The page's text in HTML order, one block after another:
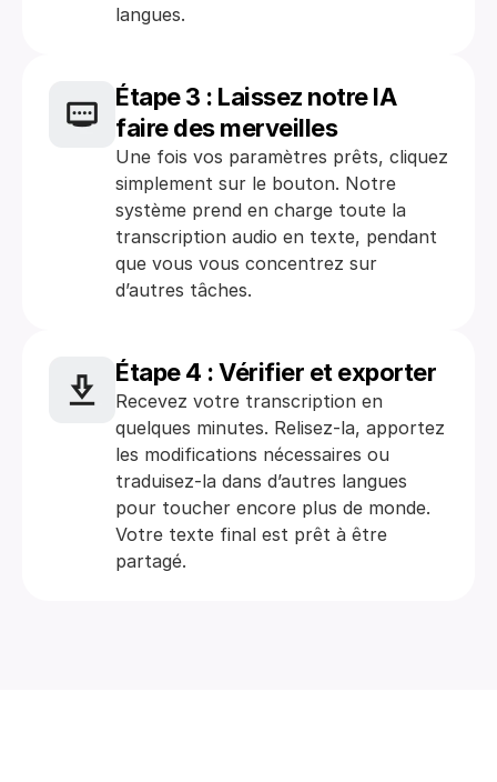
langues.
Étape 3 : Laissez notre IA
faire des merveilles
Une fois vos paramètres prêts, cliquez
simplement sur le bouton. Notre
système prend en charge toute la
transcription audio en texte, pendant
que vous vous concentrez sur
d’autres tâches.
Étape 4 : Vérifier et exporter
Recevez votre transcription en
quelques minutes. Relisez-la, apportez
les modifications nécessaires ou
traduisez-la dans d’autres langues
pour toucher encore plus de monde.
Votre texte final est prêt à être
partagé.